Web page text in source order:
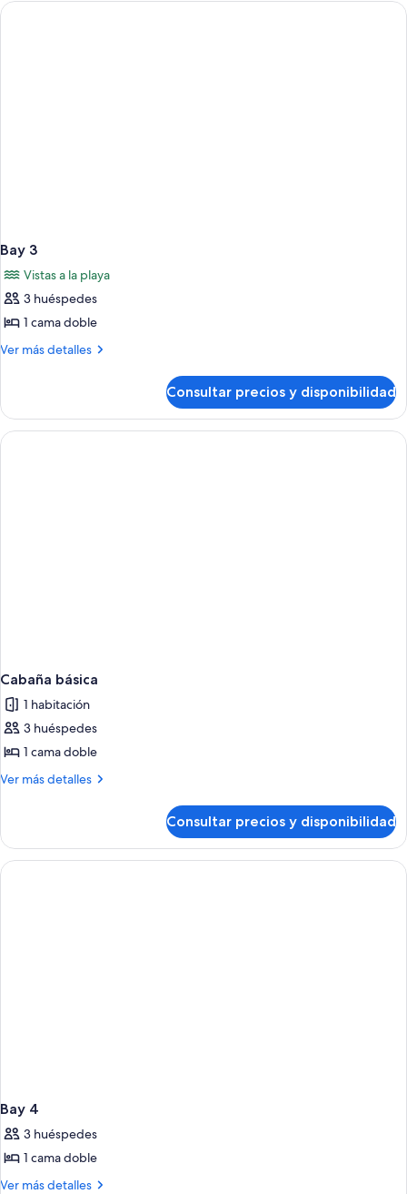
Bay 3
Vistas a la playa
3 huéspedes
1 cama doble
Ver más detalles
Más
3
Consultar precios y disponibilidad
Cabaña básica
1 habitación
3 huéspedes
1 cama doble
Ver más detalles
Más
básica
Consultar precios y disponibilidad
Bay 4
3 huéspedes
1 cama doble
Ver más detalles
Más